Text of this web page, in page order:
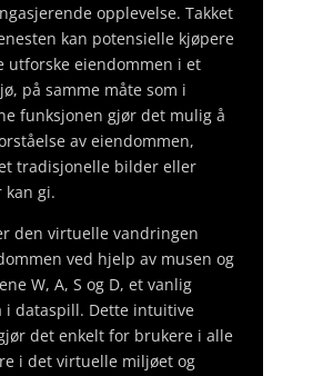
opplevelse. Takket
kan potensielle kjøpere
utforske eiendommen i et
på samme måte som i
funksjonen gjør det mulig å
av eiendommen,
tradisjonelle bilder eller
kan gi.
den virtuelle vandringen
ved hjelp av musen og
W, A, S og D, et vanlig
i dataspill. Dette intuitive
det enkelt for brukere i alle
i det virtuelle miljøet og